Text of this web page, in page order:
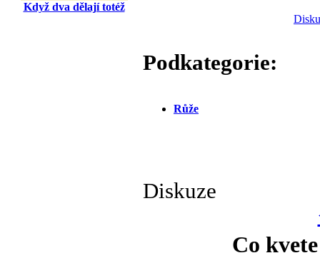
Když dva dělají totéž
Podkategorie:
Růže
Diskuze
Co